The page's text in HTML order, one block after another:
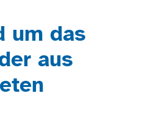
um das
aus